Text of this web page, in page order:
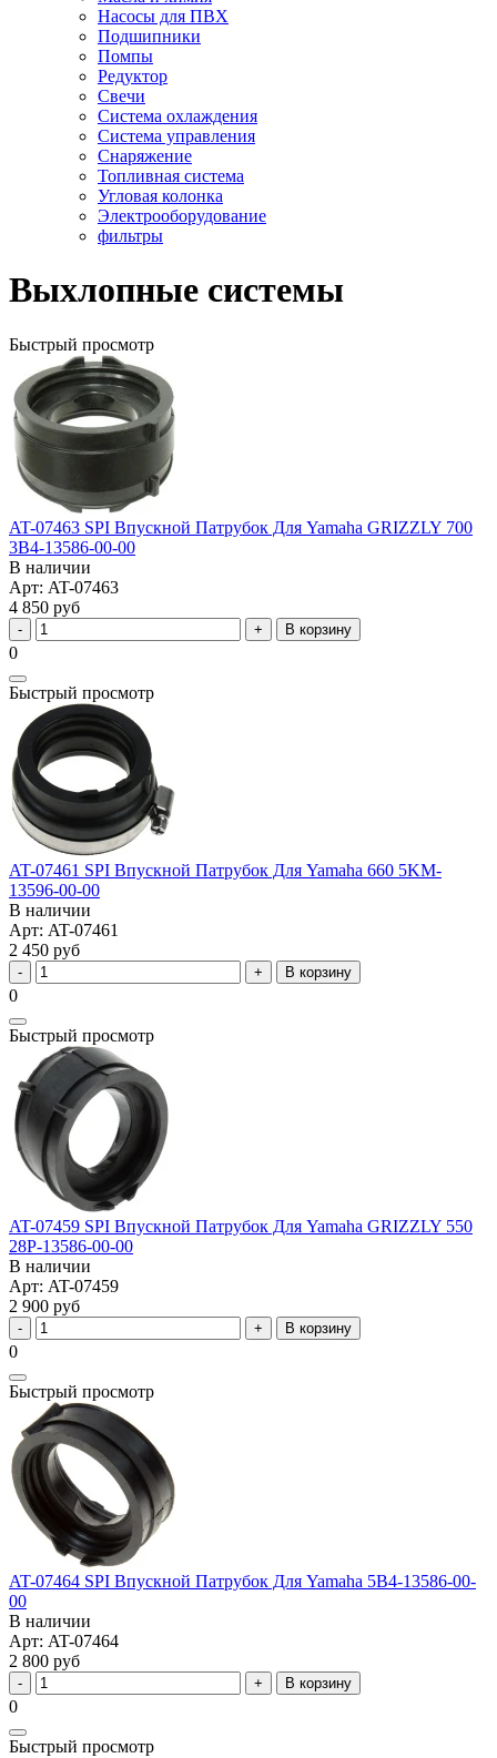
Насосы для ПВХ
Подшипники
Помпы
Редуктор
Свечи
Система охлаждения
Система управления
Снаряжение
Топливная система
Угловая колонка
Электрооборудование
фильтры
Выхлопные системы
Быстрый просмотр
AT-07463 SPI Впускной Патрубок Для Yamaha GRIZZLY 700
3B4-13586-00-00
В наличии
Арт: AT-07463
4 850 руб
В корзину
0
Быстрый просмотр
AT-07461 SPI Впускной Патрубок Для Yamaha 660 5KM-
13596-00-00
В наличии
Арт: AT-07461
2 450 руб
В корзину
0
Быстрый просмотр
AT-07459 SPI Впускной Патрубок Для Yamaha GRIZZLY 550
28P-13586-00-00
В наличии
Арт: AT-07459
2 900 руб
В корзину
0
Быстрый просмотр
AT-07464 SPI Впускной Патрубок Для Yamaha 5B4-13586-00-
00
В наличии
Арт: AT-07464
2 800 руб
В корзину
0
Быстрый просмотр